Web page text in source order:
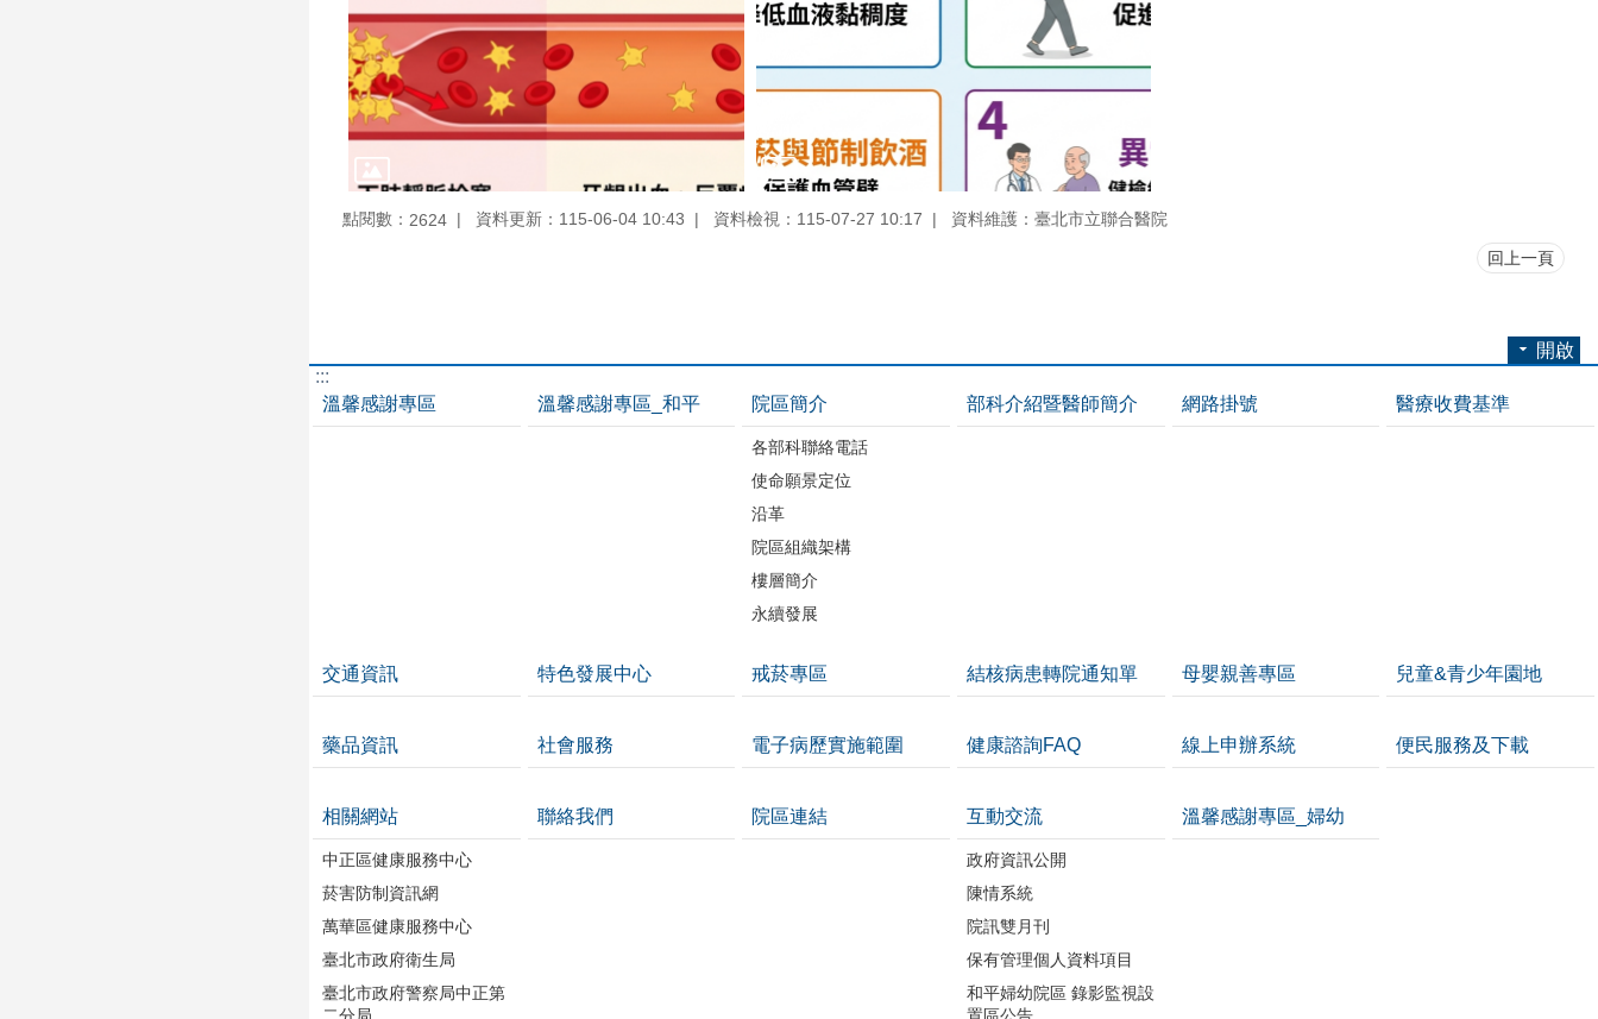
點閱數： 2624 資料更新：115-06-04 10:43 資料檢視：115-07-27 10:17 資料維護：臺北市立聯合醫院
回上一頁
開啟
:::
溫馨感謝專區
溫馨感謝專區_和平 院區簡介
各部科聯絡電話
使命願景定位
沿革
院區組織架構
樓層簡介
永續發展
部科介紹暨醫師簡介 網路掛號 醫療收費基準
交通資訊 特色發展中心 戒菸專區 結核病患轉院通知單 母嬰親善專區 兒童&青少年園地
藥品資訊 社會服務 電子病歷實施範圍 健康諮詢FAQ 線上申辦系統 便民服務及下載
相關網站
中正區健康服務中心
菸害防制資訊網
萬華區健康服務中心
臺北市政府衛生局
臺北市政府警察局中正第
二分局
聯絡我們 院區連結 互動交流
政府資訊公開
陳情系統
院訊雙月刊
保有管理個人資料項目
和平婦幼院區 錄影監視設
置區公告
溫馨感謝專區_婦幼